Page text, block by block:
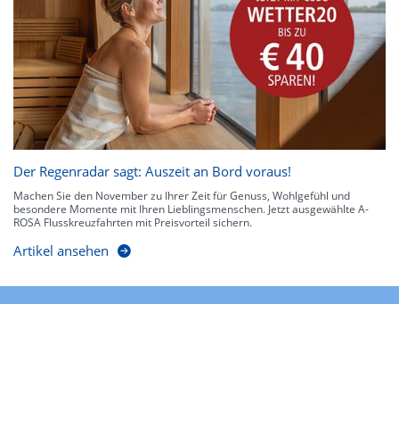
Der Regenradar sagt: Auszeit an Bord voraus!
Machen Sie den November zu Ihrer Zeit für Genuss, Wohlgefühl und
besondere Momente mit Ihren Lieblingsmenschen. Jetzt ausgewählte A-
ROSA Flusskreuzfahrten mit Preisvorteil sichern.
Artikel ansehen